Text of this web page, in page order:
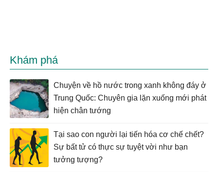
Khám phá
Chuyện về hồ nước trong xanh không đáy ở
Trung Quốc: Chuyên gia lặn xuống mới phát
hiện chân tướng
Tại sao con người lại tiến hóa cơ chế chết?
Sự bất tử có thực sự tuyệt vời như bạn
tưởng tượng?